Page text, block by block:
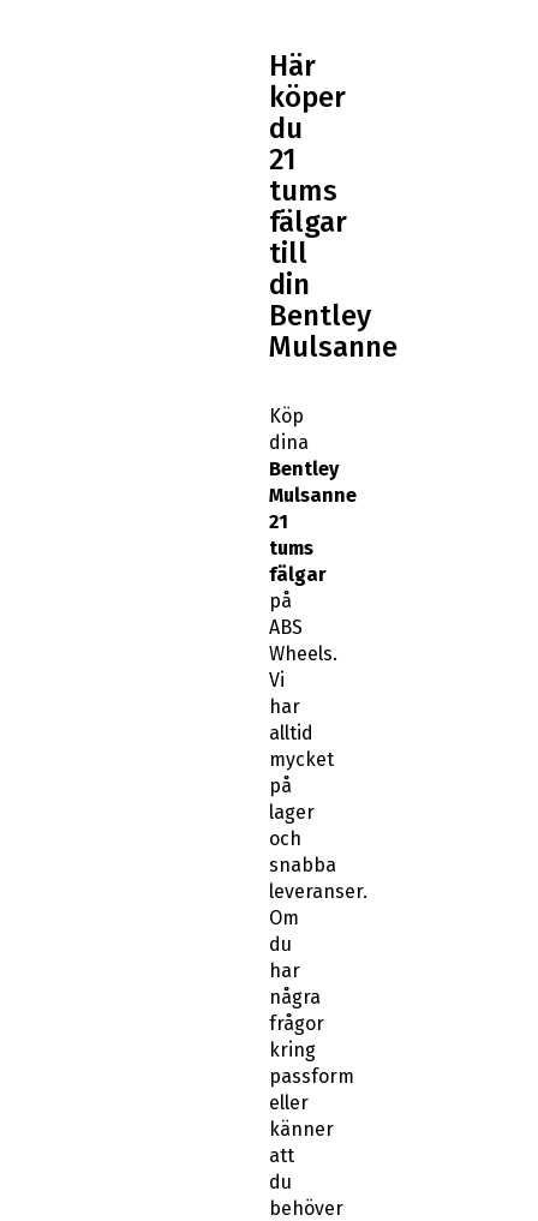
Här
köper
du
21
tums
fälgar
till
din
Bentley
Mulsanne
Köp
dina
Bentley
Mulsanne
21
tums
fälgar
på
ABS
Wheels.
Vi
har
alltid
mycket
på
lager
och
snabba
leveranser.
Om
du
har
några
frågor
kring
passform
eller
känner
att
du
behöver